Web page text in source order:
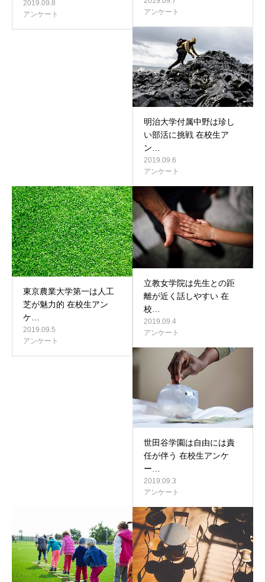
2019.09.8
アンケート
アンケート
明治大学付属中野は珍し
い部活に挑戦 在校生ア
ン…
2019.09.6
アンケート
東京農業大学第一は人工
芝が魅力的 在校生アン
ケ…
2019.09.5
アンケート
立教女学院は先生との距
離が近く話しやすい 在
校…
2019.09.4
アンケート
世田谷学園は自由には責
任が伴う 在校生アンケ
ー…
2019.09.3
アンケート